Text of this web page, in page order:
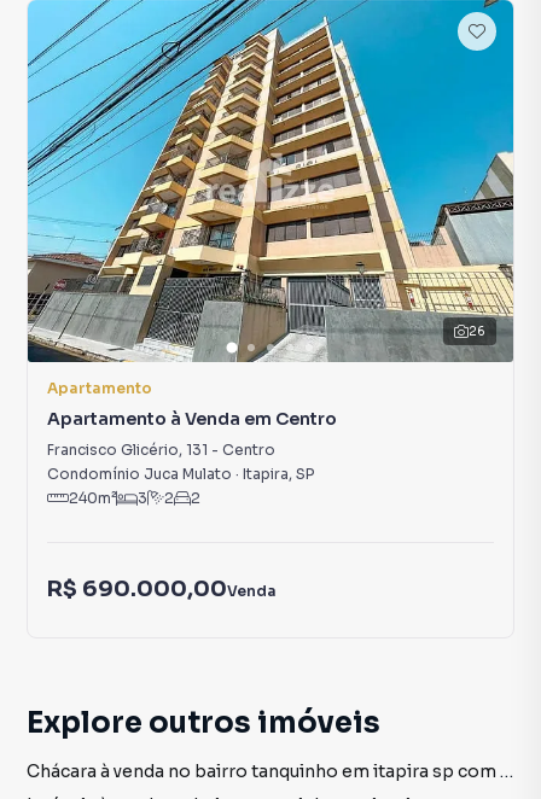
26
Apartamento
Apartamento à Venda em Centro
Francisco Glicério, 131 - Centro
Condomínio Juca Mulato · Itapira, SP
240m² 3 2 2
R$ 690.000,00Venda
Explore outros imóveis
Chácara à venda no bairro tanquinho em itapira sp com 3 vagas